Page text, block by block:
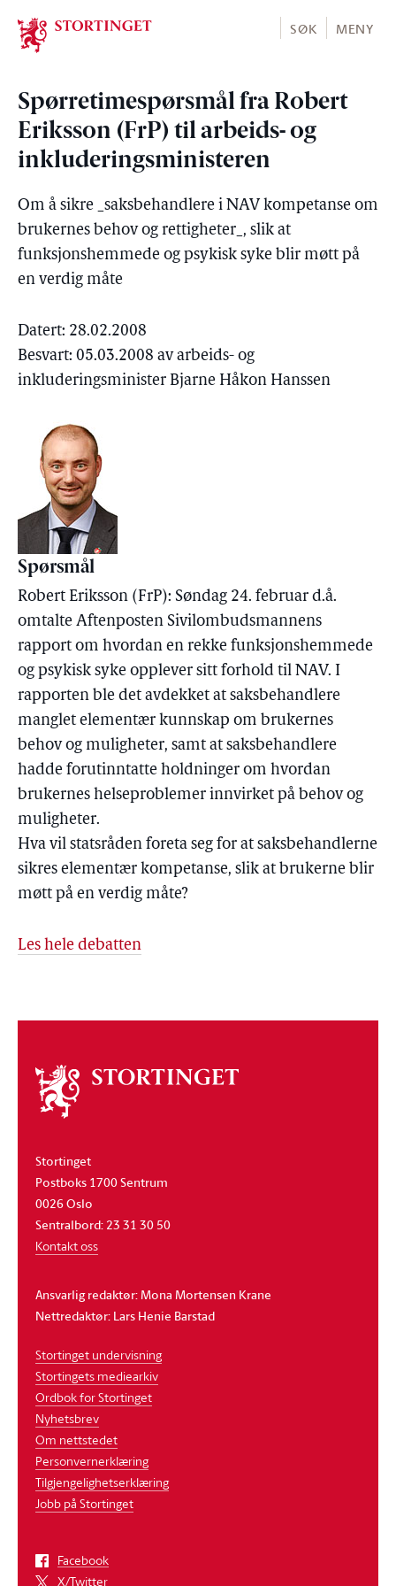
Stortinget.no
SØK MENY
Spørretimespørsmål fra Robert
Eriksson (FrP) til arbeids- og
inkluderingsministeren
Om å sikre _saksbehandlere i NAV kompetanse om
brukernes behov og rettigheter_, slik at
funksjonshemmede og psykisk syke blir møtt på
en verdig måte
Datert: 28.02.2008
Besvart: 05.03.2008 av arbeids- og
inkluderingsminister Bjarne Håkon Hanssen
Spørsmål
Robert Eriksson (FrP): Søndag 24. februar d.å.
omtalte Aftenposten Sivilombudsmannens
rapport om hvordan en rekke funksjonshemmede
og psykisk syke opplever sitt forhold til NAV. I
rapporten ble det avdekket at saksbehandlere
manglet elementær kunnskap om brukernes
behov og muligheter, samt at saksbehandlere
hadde forutinntatte holdninger om hvordan
brukernes helseproblemer innvirket på behov og
muligheter.
Hva vil statsråden foreta seg for at saksbehandlerne
sikres elementær kompetanse, slik at brukerne blir
møtt på en verdig måte?
Les hele debatten
Om
stortinget
Stortinget
Postboks 1700 Sentrum
0026 Oslo
Sentralbord: 23 31 30 50
Kontakt oss
Ansvarlig redaktør: Mona Mortensen Krane
Nettredaktør: Lars Henie Barstad
Stortinget undervisning
Stortingets mediearkiv
Ordbok for Stortinget
Nyhetsbrev
Om nettstedet
Personvernerklæring
Tilgjengelighetserklæring
Jobb på Stortinget
Facebook
X/Twitter